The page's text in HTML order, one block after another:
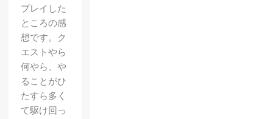
プレイした
ところの感
想です。ク
エストやら
何やら、や
ることがひ
たすら多く
て駆け回っ